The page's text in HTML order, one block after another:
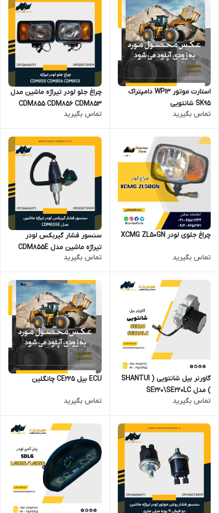
استارت موتور WP13 دامپتراک
SK95 شانتویی
تماس بگیرید
چراغ جلو لودر تیراژه ماشین مدل
CDM855 CDM856 CDM853
تماس بگیرید
چراغ جلوی لودر XCMG ZL50GN
تماس بگیرید
سنسور فشار گیربکس لودر
تیراژه ماشین مدل CDM855E
تماس بگیرید
گاورنر بیل شانتویی ( SHANTUI
) مدل SE220\SE220LC
تماس بگیرید
ECU بیل CE225 چانگلین
تماس بگیرید